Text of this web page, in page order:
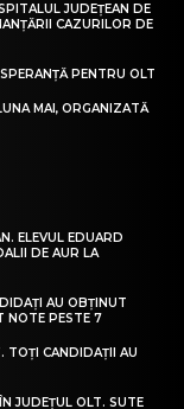
JUDEȚEAN DE
CAZURILOR DE
PENTRU OLT
MAI, ORGANIZATĂ
ELEVUL EDUARD
DE AUR LA
AU OBȚINUT
NOTE PESTE 7
TOȚI CANDIDAȚII AU
JUDEȚUL OLT. SUTE